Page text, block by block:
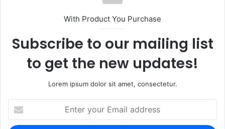
With Product You Purchase
Subscribe to our mailing list
to get the new updates!
Lorem ipsum dolor sit amet, consectetur.